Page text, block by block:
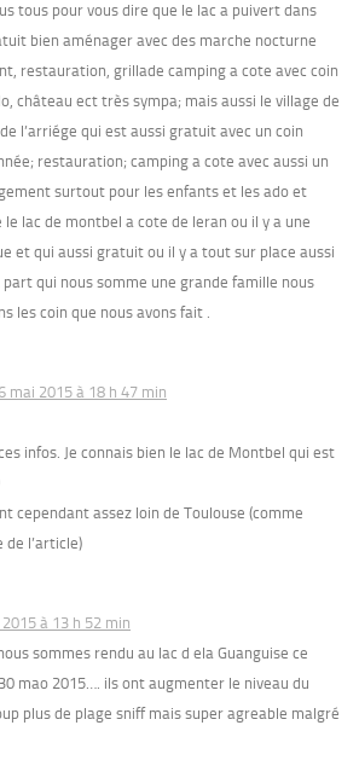
tous pour vous dire que le lac a puivert dans
bien aménager avec des marche nocturne
restauration, grillade camping a cote avec coin
château ect très sympa; mais aussi le village de
l’arriége qui est aussi gratuit avec un coin
restauration; camping a cote avec aussi un
surtout pour les enfants et les ado et
le lac de montbel a cote de leran ou il y a une
et qui aussi gratuit ou il y a tout sur place aussi
qui nous somme une grande famille nous
les coin que nous avons fait .
mai 2015 à 18 h 47 min
infos. Je connais bien le lac de Montbel qui est
cependant assez loin de Toulouse (comme
de l’article)
2015 à 13 h 52 min
sommes rendu au lac d ela Guanguise ce
mao 2015…. ils ont augmenter le niveau du
plus de plage sniff mais super agreable malgré